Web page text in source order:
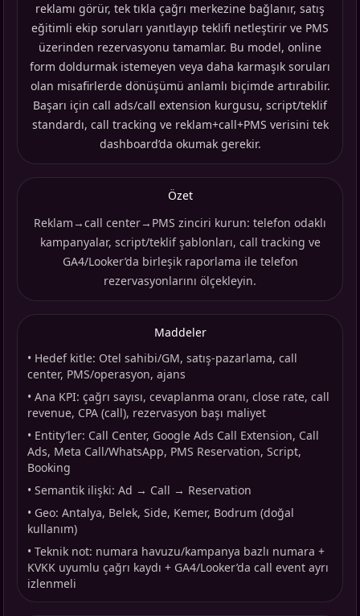
reklamı görür, tek tıkla çağrı merkezine bağlanır, satış
eğitimli ekip soruları yanıtlayıp teklifi netleştirir ve PMS
üzerinden rezervasyonu tamamlar. Bu model, online
form doldurmak istemeyen veya daha karmaşık soruları
olan misafirlerde dönüşümü anlamlı biçimde artırabilir.
Başarı için call ads/call extension kurgusu, script/teklif
standardı, call tracking ve reklam+call+PMS verisini tek
dashboard’da okumak gerekir.
Özet
Reklam→call center→PMS zinciri kurun: telefon odaklı
kampanyalar, script/teklif şablonları, call tracking ve
GA4/Looker’da birleşik raporlama ile telefon
rezervasyonlarını ölçekleyin.
Maddeler
• Hedef kitle: Otel sahibi/GM, satış-pazarlama, call
center, PMS/operasyon, ajans
• Ana KPI: çağrı sayısı, cevaplanma oranı, close rate, call
revenue, CPA (call), rezervasyon başı maliyet
• Entity’ler: Call Center, Google Ads Call Extension, Call
Ads, Meta Call/WhatsApp, PMS Reservation, Script,
Booking
• Semantik ilişki: Ad → Call → Reservation
• Geo: Antalya, Belek, Side, Kemer, Bodrum (doğal
kullanım)
• Teknik not: numara havuzu/kampanya bazlı numara +
KVKK uyumlu çağrı kaydı + GA4/Looker’da call event ayrı
izlenmeli